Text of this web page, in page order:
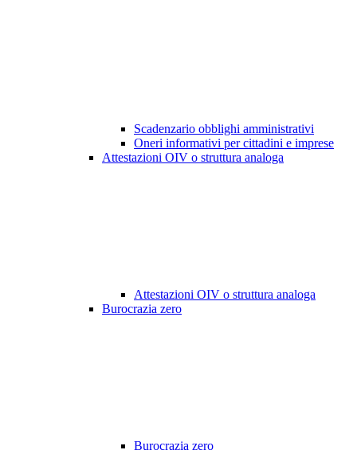
Scadenzario obblighi amministrativi
Oneri informativi per cittadini e imprese
Attestazioni OIV o struttura analoga
Attestazioni OIV o struttura analoga
Burocrazia zero
Burocrazia zero